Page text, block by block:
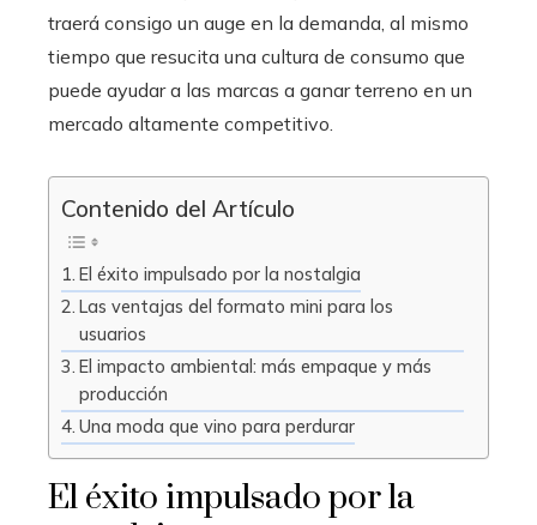
traerá consigo un auge en la demanda, al mismo
tiempo que resucita una cultura de consumo que
puede ayudar a las marcas a ganar terreno en un
mercado altamente competitivo.
Contenido del Artículo
El éxito impulsado por la nostalgia
Las ventajas del formato mini para los
usuarios
El impacto ambiental: más empaque y más
producción
Una moda que vino para perdurar
El éxito impulsado por la